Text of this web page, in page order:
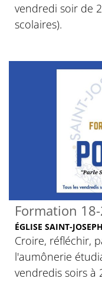
vendredi soir de
scolaires).
Formation
ÉGLISE SAINT-
Croire, réfléchir,
l'aumônerie
vendredis soirs à